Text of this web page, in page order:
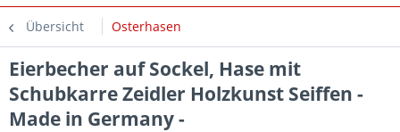
Übersicht Osterhasen
Eierbecher auf Sockel, Hase mit
Schubkarre Zeidler Holzkunst Seiffen -
Made in Germany -